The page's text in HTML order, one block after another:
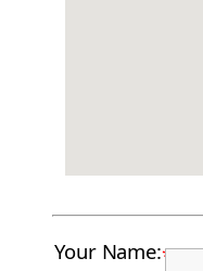
Your Name:*